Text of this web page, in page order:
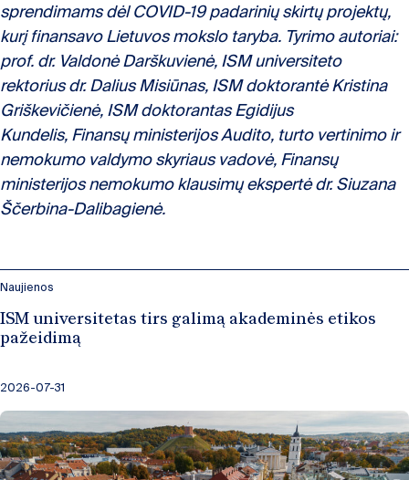
sprendimams dėl COVID-19 padarinių skirtų projektų,
kurį finansavo Lietuvos mokslo taryba. Tyrimo autoriai:
prof. dr. Valdonė Darškuvienė, ISM universiteto
rektorius dr. Dalius Misiūnas, ISM doktorantė Kristina
Griškevičienė, ISM doktorantas Egidijus
Kundelis, Finansų ministerijos Audito, turto vertinimo ir
nemokumo valdymo skyriaus vadovė, Finansų
ministerijos nemokumo klausimų ekspertė dr. Siuzana
Ščerbina-Dalibagienė.
Naujienos
ISM universitetas tirs galimą akademinės etikos
pažeidimą
2026-07-31